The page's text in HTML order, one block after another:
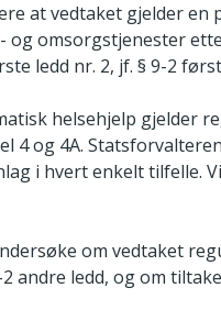
at vedtaket gjelder en
omsorgstjenester
ledd nr. 2, jf. § 9-2
helsehjelp gjelder
4 og 4A.
i hvert enkelt tilfelle.
om vedtaket
andre ledd, og om